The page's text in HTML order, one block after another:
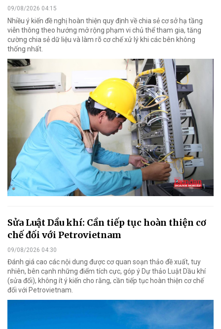
09/08/2026 04:15
Nhiều ý kiến đề nghị hoàn thiện quy định về chia sẻ cơ sở hạ tầng
viễn thông theo hướng mở rộng phạm vi chủ thể tham gia, tăng
cường chia sẻ dữ liệu và làm rõ cơ chế xử lý khi các bên không
thống nhất.
Sửa Luật Dầu khí: Cần tiếp tục hoàn thiện cơ
chế đối với Petrovietnam
09/08/2026 04:30
Đánh giá cao các nội dung được cơ quan soạn thảo đề xuất, tuy
nhiên, bên cạnh những điểm tích cực, góp ý Dự thảo Luật Dầu khí
(sửa đổi), không ít ý kiến cho rằng, cần tiếp tục hoàn thiện cơ chế
đối với Petrovietnam.